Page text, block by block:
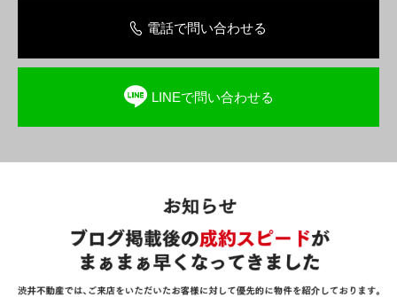
電話で問い合わせる
LINEで問い合わせる